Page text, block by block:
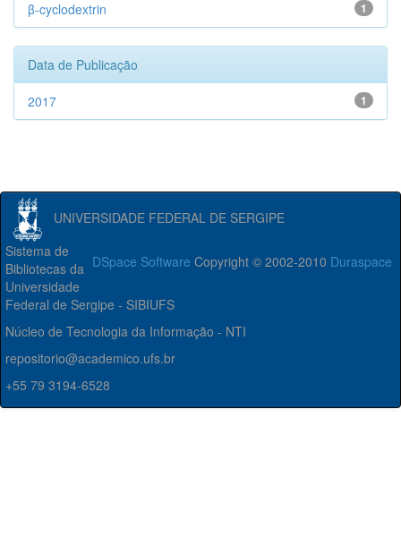
1
β-cyclodextrin
Data de Publicação
1
2017
UNIVERSIDADE FEDERAL DE SERGIPE
DSpace Software Copyright © 2002-2010 Duraspace
Sistema de
Bibliotecas da
Universidade
Federal de Sergipe - SIBIUFS
Núcleo de Tecnologia da Informação - NTI
repositorio@academico.ufs.br
+55 79 3194-6528